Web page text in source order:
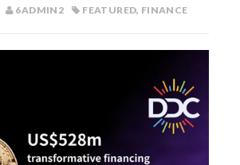
6ADMIN2 FEATURED, FINANCE